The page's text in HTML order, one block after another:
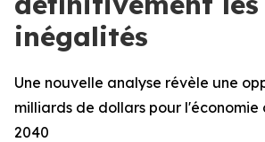
inégalités
Une nouvelle analyse révèle une
milliards de dollars pour l'économie
2040